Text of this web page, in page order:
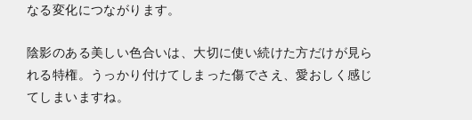
なる変化につながります。
陰影のある美しい色合いは、大切に使い続けた方だけが見ら
れる特権。うっかり付けてしまった傷でさえ、愛おしく感じ
てしまいますね。